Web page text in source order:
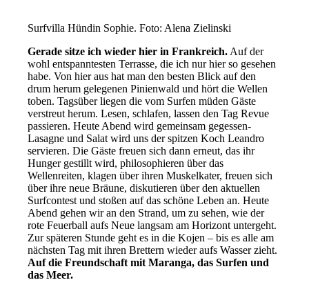
Surfvilla Hündin Sophie. Foto: Alena Zielinski
Gerade sitze ich wieder hier in Frankreich. Auf der
wohl entspanntesten Terrasse, die ich nur hier so gesehen
habe. Von hier aus hat man den besten Blick auf den
drum herum gelegenen Pinienwald und hört die Wellen
toben. Tagsüber liegen die vom Surfen müden Gäste
verstreut herum. Lesen, schlafen, lassen den Tag Revue
passieren. Heute Abend wird gemeinsam gegessen-
Lasagne und Salat wird uns der spitzen Koch Leandro
servieren. Die Gäste freuen sich dann erneut, das ihr
Hunger gestillt wird, philosophieren über das
Wellenreiten, klagen über ihren Muskelkater, freuen sich
über ihre neue Bräune, diskutieren über den aktuellen
Surfcontest und stoßen auf das schöne Leben an. Heute
Abend gehen wir an den Strand, um zu sehen, wie der
rote Feuerball aufs Neue langsam am Horizont untergeht.
Zur späteren Stunde geht es in die Kojen – bis es alle am
nächsten Tag mit ihren Brettern wieder aufs Wasser zieht.
Auf die Freundschaft mit Maranga, das Surfen und
das Meer.